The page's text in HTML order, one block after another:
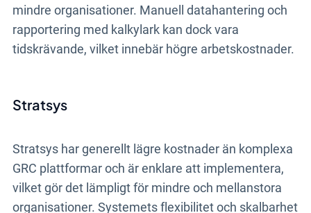
mindre organisationer. Manuell datahantering och
rapportering med kalkylark kan dock vara
tidskrävande, vilket innebär högre arbetskostnader.
Stratsys
Stratsys har generellt lägre kostnader än komplexa
GRC plattformar och är enklare att implementera,
vilket gör det lämpligt för mindre och mellanstora
organisationer. Systemets flexibilitet och skalbarhet